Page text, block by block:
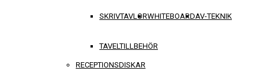
SKRIVTAVLORWHITEBOARDAV-TEKNIK
TAVELTILLBEHÖR
RECEPTIONSDISKAR